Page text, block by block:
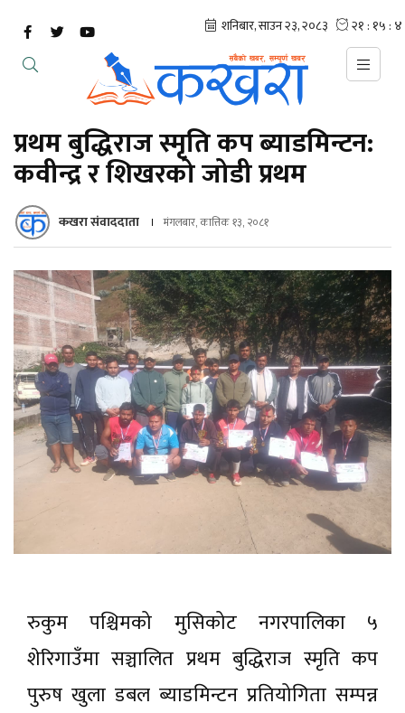
प्रथम बुद्धिराज स्मृति कप ब्याडमिन्टन:
कवीन्द्र र शिखरको जोडी प्रथम
कखरा संवाददाता मंगलबार, कात्तिक १३, २०८१
रुकुम पश्चिमको मुसिकोट नगरपालिका ५
शेरिगाउँमा सञ्चालित प्रथम बुद्धिराज स्मृति कप
पुरुष खुला डबल ब्याडमिन्टन प्रतियोगिता सम्पन्न